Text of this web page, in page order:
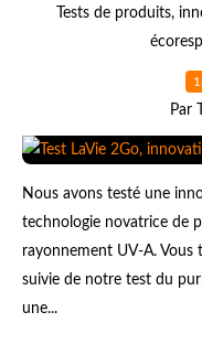
Tests de produits,
Par
Nous avons testé une
technologie novatrice de
rayonnement UV-A. Vous
suivie de notre test du
une...